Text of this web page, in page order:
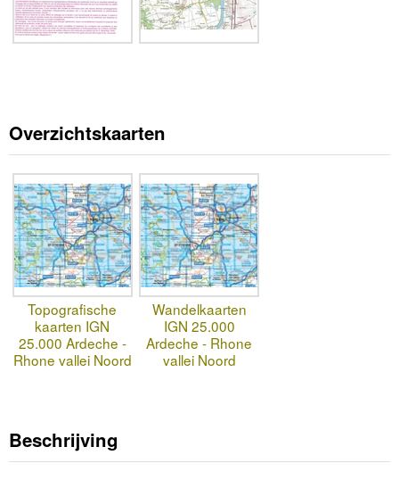
Overzichtskaarten
Topografische
kaarten IGN
25.000 Ardeche -
Rhone vallei Noord
Wandelkaarten
IGN 25.000
Ardeche - Rhone
vallei Noord
Beschrijving